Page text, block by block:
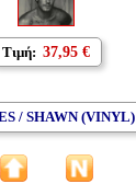
Τιμή: 37,95 €
/ SHAWN (VINYL)